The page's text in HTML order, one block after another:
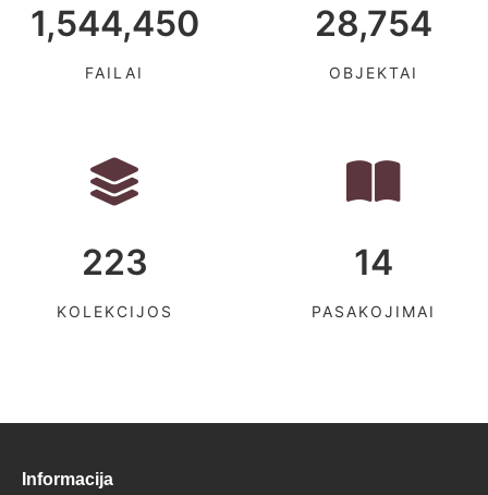
1,544,450
FAILAI
28,754
OBJEKTAI
223
KOLEKCIJOS
14
PASAKOJIMAI
Informacija